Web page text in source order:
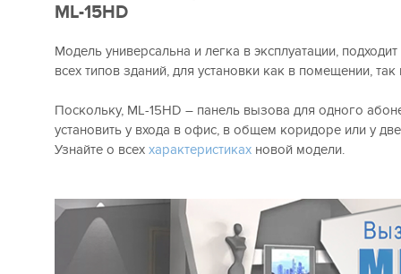
ML-15HD
Модель универсальна и легка в эксплуатации,
всех типов зданий, для установки как в помещении, так
Поскольку, ML-15HD – панель вызова для одного
установить у входа в офис, в общем коридоре или у
Узнайте о всех характеристикахновой модели.